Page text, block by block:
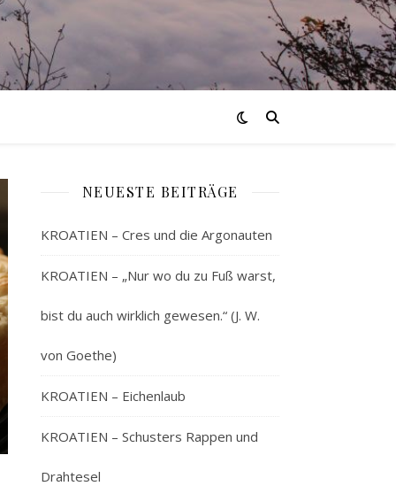
NEUESTE BEITRÄGE
KROATIEN – Cres und die Argonauten
KROATIEN – „Nur wo du zu Fuß warst,
bist du auch wirklich gewesen.“ (J. W.
von Goethe)
KROATIEN – Eichenlaub
KROATIEN – Schusters Rappen und
Drahtesel